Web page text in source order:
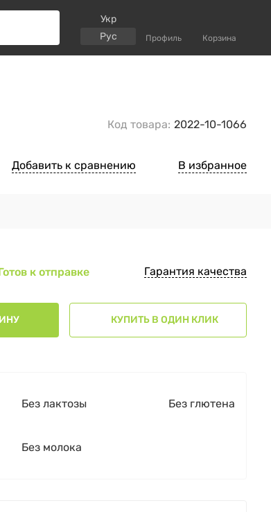
Укр
Рус
Профиль Корзина
Код товара: 2022-10-1066
Добавить к сравнению В избранное
к отправке Гарантия качества
КУПИТЬ В ОДИН КЛИК
Без лактозы Без глютена
Без молока